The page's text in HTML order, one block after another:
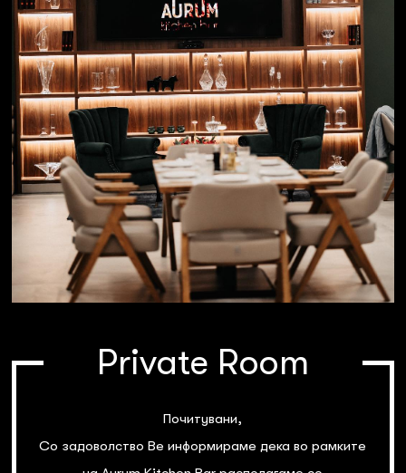
Private Room
Почитувани,
Со задоволство Ве информираме дека во рамките